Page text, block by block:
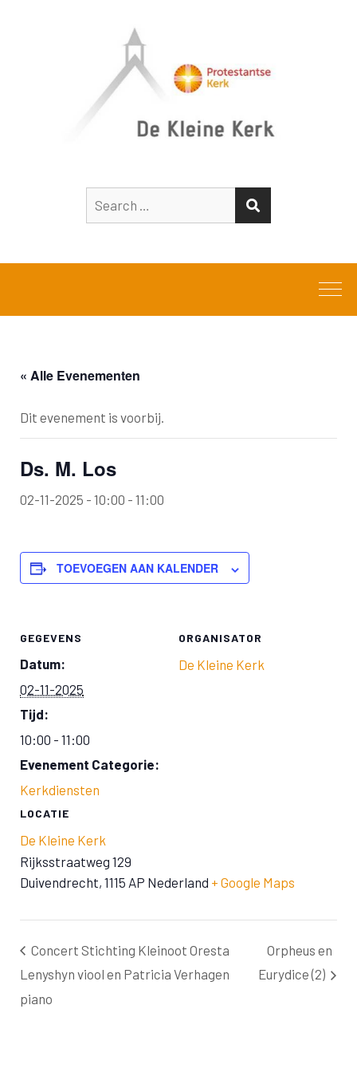
for:
« Alle Evenementen
Dit evenement is voorbij.
Ds. M. Los
02-11-2025 - 10:00 - 11:00
TOEVOEGEN AAN KALENDER
GEGEVENS
Datum:
02-11-2025
Tijd:
10:00 - 11:00
Evenement Categorie:
Kerkdiensten
LOCATIE
De Kleine Kerk
Rijksstraatweg 129
Duivendrecht, 1115 AP Nederland + Google Maps
ORGANISATOR
De Kleine Kerk
Concert Stichting Kleinoot Oresta
Lenyshyn viool en Patricia Verhagen
piano
Orpheus en
Eurydice (2)